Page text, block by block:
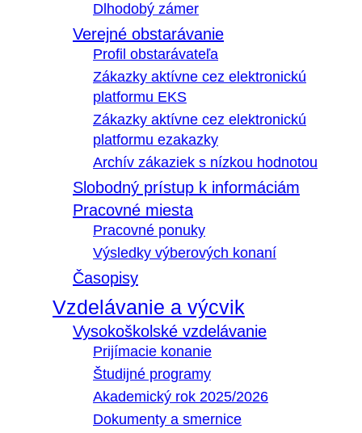
Dlhodobý zámer
Verejné obstarávanie
Profil obstarávateľa
Zákazky aktívne cez elektronickú
platformu EKS
Zákazky aktívne cez elektronickú
platformu ezakazky
Archív zákaziek s nízkou hodnotou
Slobodný prístup k informáciám
Pracovné miesta
Pracovné ponuky
Výsledky výberových konaní
Časopisy
Vzdelávanie a výcvik
Vysokoškolské vzdelávanie
Prijímacie konanie
Študijné programy
Akademický rok 2025/2026
Dokumenty a smernice